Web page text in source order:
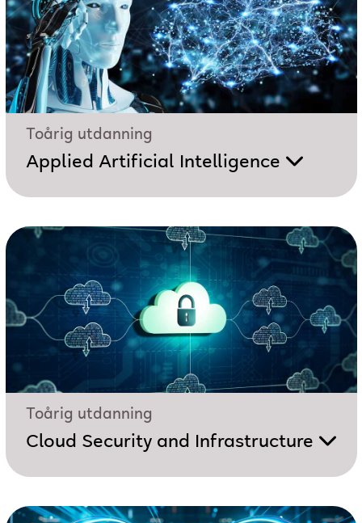
Toårig utdanning
Applied Artificial Intelligence
Toårig utdanning
Cloud Security and Infrastructure